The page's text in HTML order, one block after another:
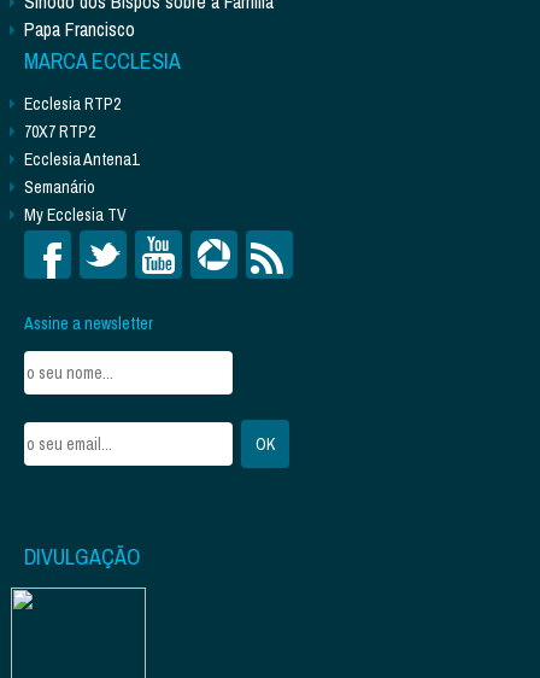
Papa Francisco
MARCA ECCLESIA
Ecclesia RTP2
70X7 RTP2
Ecclesia Antena1
Semanário
My Ecclesia TV
Assine a newsletter
DIVULGAÇÃO